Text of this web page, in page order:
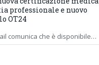
professionale e nuovo
OT24
comunica che è disponibile…